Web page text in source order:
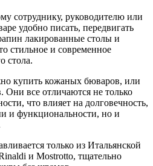
сотруднику, руководителю или
удобно писать, передвигать
лакированные столы и
стильное и современное
стола.
купить кожаных бюваров, или
Они все отличаются не только
что влияет на долговечность,
и функциональности, но и
только из Итальянской
и Mostrotto, тщательно